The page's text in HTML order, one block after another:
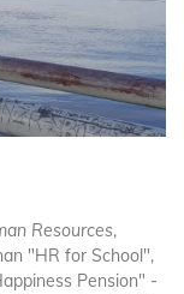
Resources,
"HR for School",
Pension" -